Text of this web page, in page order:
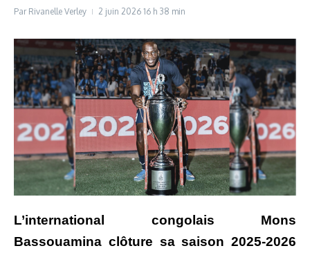
Par Rivanelle Verley 2 juin 2026 16 h 38 min
L’international congolais Mons
Bassouamina clôture sa saison 2025-2026